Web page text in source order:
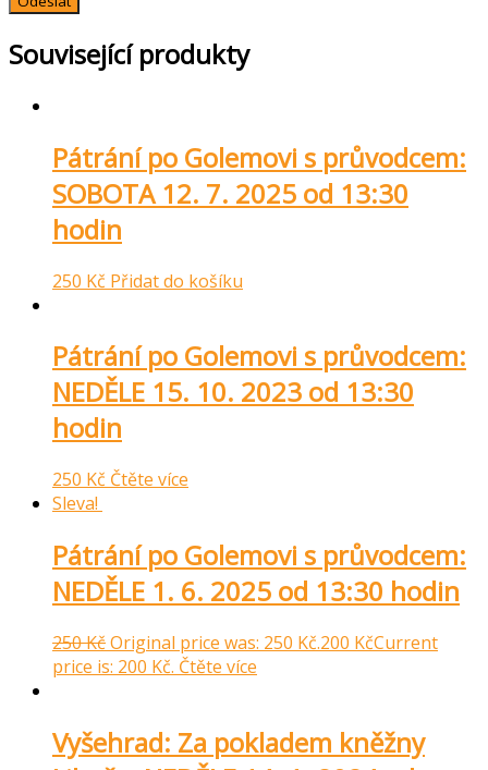
Související produkty
Pátrání po Golemovi s průvodcem:
SOBOTA 12. 7. 2025 od 13:30
hodin
250 Kč Přidat do košíku
Pátrání po Golemovi s průvodcem:
NEDĚLE 15. 10. 2023 od 13:30
hodin
250 Kč Čtěte více
Sleva!
Pátrání po Golemovi s průvodcem:
NEDĚLE 1. 6. 2025 od 13:30 hodin
250KčOriginal price was: 250 Kč.200 KčCurrent
price is: 200 Kč. Čtěte více
Vyšehrad: Za pokladem kněžny